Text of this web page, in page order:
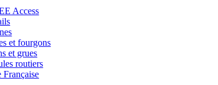
Access
et fourgons
et grues
routiers
Française